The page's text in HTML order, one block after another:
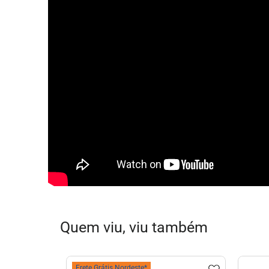
Quem viu, viu também